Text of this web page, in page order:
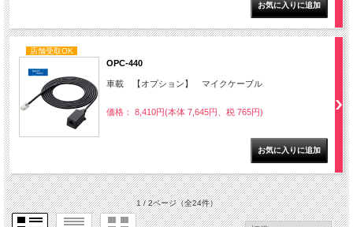
店舗受取OK
OPC-440
車載 【オプション】 マイクケーブル
価格： 8,410円(本体 7,645円、税 765円)
1 / 2ページ（全24件）